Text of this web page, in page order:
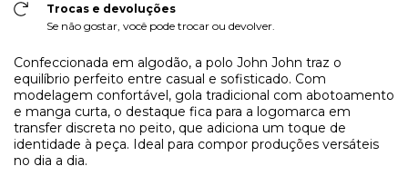
Trocas e devoluções
Se não gostar, você pode trocar ou devolver.
Confeccionada em algodão, a polo John John traz o
equilíbrio perfeito entre casual e sofisticado. Com
modelagem confortável, gola tradicional com abotoamento
e manga curta, o destaque fica para a logomarca em
transfer discreta no peito, que adiciona um toque de
identidade à peça. Ideal para compor produções versáteis
no dia a dia.